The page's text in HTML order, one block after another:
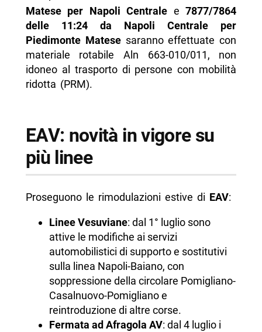
Matese per Napoli Centrale e7877/7864
delle 11:24 da Napoli Centrale per
Piedimonte Matesesaranno effettuate con
materiale rotabile Aln 663-010/011, non
idoneo al trasporto di persone con mobilità
ridotta (PRM).
EAV: novità in vigore su
più linee
Proseguono le rimodulazioni estive di EAV:
Linee Vesuviane: dal 1° luglio sono
attive le modifiche ai servizi
automobilistici di supporto e sostitutivi
sulla linea Napoli-Baiano, con
soppressione della circolare Pomigliano-
Casalnuovo-Pomigliano e
reintroduzione di altre corse.
Fermata ad Afragola AV: dal 4 luglio i